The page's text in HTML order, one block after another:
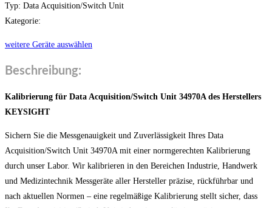
Typ: Data Acquisition/Switch Unit
Kategorie:
weitere Geräte auswählen
Beschreibung:
Kalibrierung für Data Acquisition/Switch Unit 34970A des Herstellers
KEYSIGHT
Sichern Sie die Messgenauigkeit und Zuverlässigkeit Ihres Data
Acquisition/Switch Unit 34970A mit einer normgerechten Kalibrierung
durch unser Labor. Wir kalibrieren in den Bereichen Industrie, Handwerk
und Medizintechnik Messgeräte aller Hersteller präzise, rückführbar und
nach aktuellen Normen – eine regelmäßige Kalibrierung stellt sicher, dass